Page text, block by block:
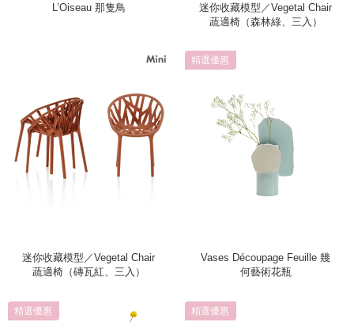
L’Oiseau 那隻鳥
迷你收藏模型／Vegetal Chair
蔬適椅（森林綠、三入）
迷你收藏模型／Vegetal Chair
蔬適椅（磚瓦紅、三入）
精選優惠
Vases Découpage Feuille 幾
何藝術花瓶
精選優惠 精選優惠